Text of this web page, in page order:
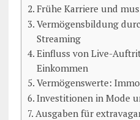
Frühe Karriere und
Vermögensbildung
Streaming
Einfluss von Live-
Einkommen
Vermögenswerte:
Investitionen in Mode
Ausgaben für